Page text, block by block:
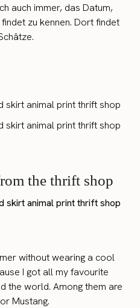
auch immer, das Datum,
zu kennen. Dort findet
the thrift shop
without wearing a cool
I got all my favourite
the world. Among them are
Mustang.